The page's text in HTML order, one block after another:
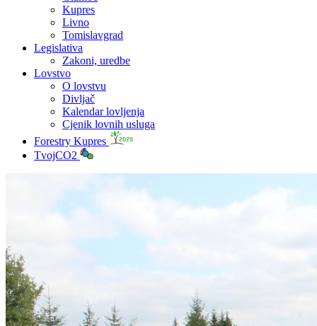
Kupres
Livno
Tomislavgrad
Legislativa
Zakoni, uredbe
Lovstvo
O lovstvu
Divljač
Kalendar lovljenja
Cjenik lovnih usluga
Forestry Kupres
TvojCO2